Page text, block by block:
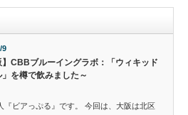
9
】CBBブルーイングラボ：「ウィキッド
」を樽で飲みました～
『ビアっぷる』です。 今回は、大阪は北区